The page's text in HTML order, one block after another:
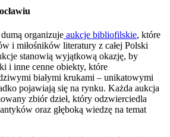
organizuje aukcje bibliofilskie, które
i miłośników literatury z całej Polski
stanowią wyjątkową okazję, by
i inne cenne obiekty, które
białymi krukami – unikatowymi
pojawiają się na rynku. Każda aukcja
zbiór dzieł, który odzwierciedla
oraz głęboką wiedzę na temat